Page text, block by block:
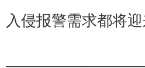
入侵报警需求都将迎